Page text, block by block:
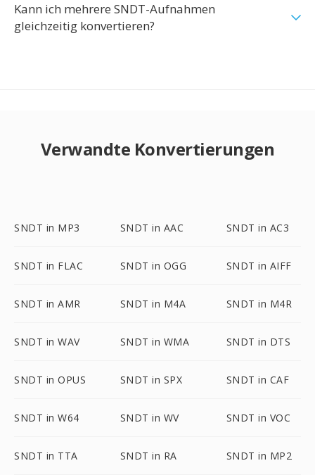
Kann ich mehrere SNDT-Aufnahmen
gleichzeitig konvertieren?
Verwandte Konvertierungen
SNDT in MP3 SNDT in AAC SNDT in AC3
SNDT in FLAC SNDT in OGG SNDT in AIFF
SNDT in AMR SNDT in M4A SNDT in M4R
SNDT in WAV SNDT in WMA SNDT in DTS
SNDT in OPUS SNDT in SPX SNDT in CAF
SNDT in W64 SNDT in WV SNDT in VOC
SNDT in TTA SNDT in RA SNDT in MP2